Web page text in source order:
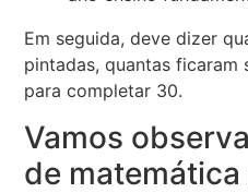
Em seguida, deve dizer
pintadas, quantas ficaram
para completar 30.
Vamos
de